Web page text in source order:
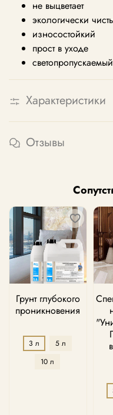
не выцветает
экологически
износостойкий
прост в уходе
светопропускаемый
Характеристики
Отзывы
Грунт глубокого
проникновения
3 л
5 л
10 л